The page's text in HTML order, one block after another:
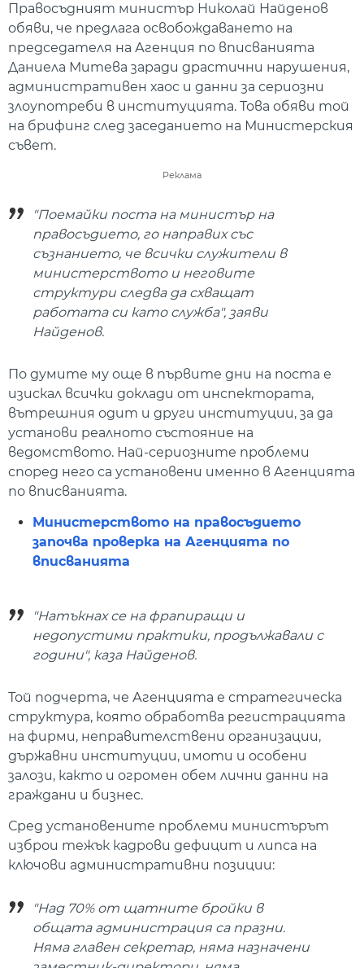
Правосъдният министър Николай Найденов
обяви, че предлага освобождаването на
председателя на Агенция по вписванията
Даниела Митева заради драстични нарушения,
административен хаос и данни за сериозни
злоупотреби в институцията. Това обяви той
на брифинг след заседанието на Министерския
съвет.
Реклама
"Поемайки поста на министър на
правосъдието, го направих със
съзнанието, че всички служители в
министерството и неговите
структури следва да схващат
работата си като служба", заяви
Найденов.
По думите му още в първите дни на поста е
изискал всички доклади от инспектората,
вътрешния одит и други институции, за да
установи реалното състояние на
ведомството. Най-сериозните проблеми
според него са установени именно в Агенцията
по вписванията.
Министерството на правосъдието
започва проверка на Агенцията по
вписванията
"Натъкнах се на фрапиращи и
недопустими практики, продължавали с
години", каза Найденов.
Той подчерта, че Агенцията е стратегическа
структура, която обработва регистрацията
на фирми, неправителствени организации,
държавни институции, имоти и особени
залози, както и огромен обем лични данни на
граждани и бизнес.
Сред установените проблеми министърът
изброи тежък кадрови дефицит и липса на
ключови административни позиции:
"Над 70% от щатните бройки в
общата администрация са празни.
Няма главен секретар, няма назначени